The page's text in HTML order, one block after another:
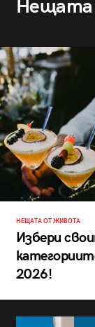
НЕЩАТА ОТ ЖИВОТА
Избери
2026!